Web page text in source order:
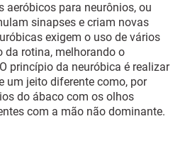
aeróbicos para neurônios, ou
sinapses e criam novas
exigem o uso de vários
da rotina, melhorando o
princípio da neuróbica é realizar
um jeito diferente como, por
do ábaco com os olhos
com a mão não dominante.